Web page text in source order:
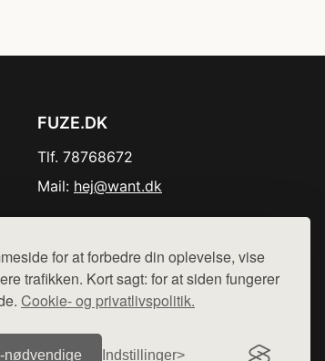
for at forbedre din oplevelse, vise
trafikken. Kort sagt: for at siden fungerer
Cookie- og privatlivspolitik.
Indstillinger
FUZE.DK
Tlf. 78768672
Mail: hej@want.dk
varer fra denne side - vi henviser til de shops,